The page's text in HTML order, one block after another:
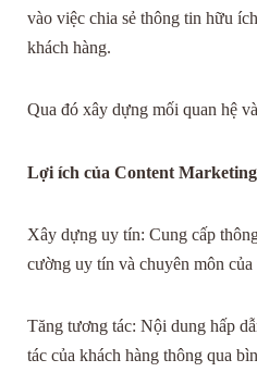
vào việc chia sẻ thông tin hữu
khách hàng.
Qua đó xây dựng mối quan hệ
Lợi ích của Content Marketing
Xây dựng uy tín: Cung cấp
cường uy tín và chuyên môn
Tăng tương tác: Nội dung hấp
tác của khách hàng thông qua